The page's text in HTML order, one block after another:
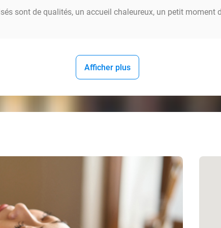
sont de qualités, un accueil chaleureux, un petit moment
Afficher plus